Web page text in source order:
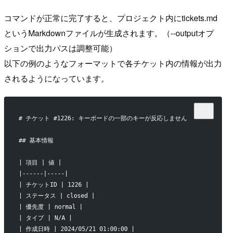
コマンドが正常に完了すると、プロジェクト内にtickets.md
というMarkdownファイルが生成されます。（--outputオプ
ションで出力パスは調整可能）
以下の例のようなフォーマットで各チケット内の情報が出力
されるようになっています。
# チケット #1226: キーボードの一部のキーが反応しません
## 基本情報
| 項目 | 値 |
|------|-----|
| チケットID | 1226 |
| ステータス | closed |
| 優先度 | normal |
| タイプ | N/A |
| 作成日時 | 2024/05/21 01:00:00 |